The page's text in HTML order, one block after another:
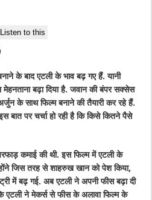
Listen to this
के बाद एटली के भाव बढ़ गए हैं. यानी
बढ़ा दिया है. जवान की बंपर सक्सेस
के साथ फिल्म बनाने की तैयारी कर रहे हैं.
बात पर चर्चा हो रही है कि किसे कितने पैसे
कमाई की थी. इस फिल्म में एटली के
जिस तरह से शाहरुख खान को पेश किया,
में बढ़ गई. अब एटली ने अपनी फीस बढ़ा दी
एटली ने मेकर्स से फीस के अलावा फिल्म के